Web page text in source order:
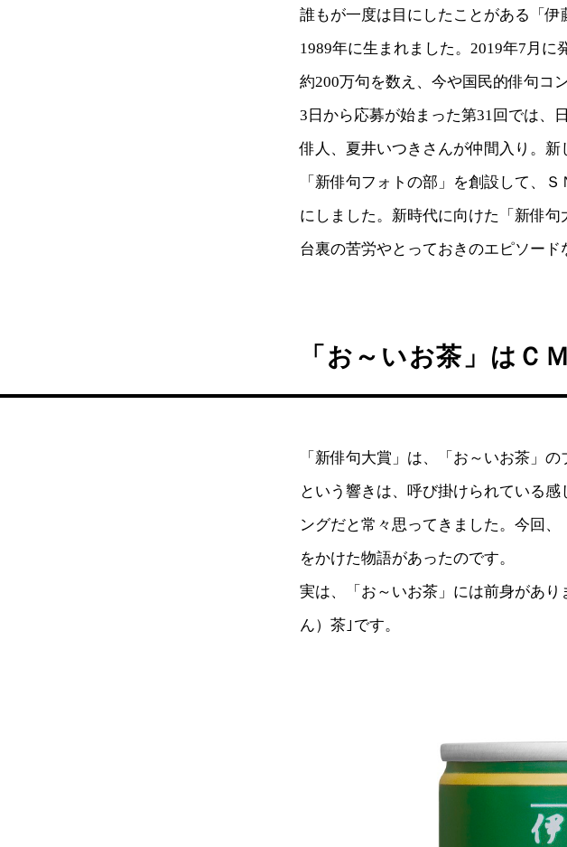
誰もが一度は目にしたことがある「
1989年に生まれました。2019年7月
約200万句を数え、今や国民的俳句コ
3日から応募が始まった第31回では、
俳人、夏井いつきさんが仲間入り。
「新俳句フォトの部」を創設して、
にしました。新時代に向けた「新俳
台裏の苦労やとっておきのエピソード
「お～いお茶」はＣ
「新俳句大賞」は、「お～いお茶」
という響きは、呼び掛けられている
ングだと常々思ってきました。今回
をかけた物語があったのです。
実は、「お～いお茶」には前身があ
ん）茶｣です。